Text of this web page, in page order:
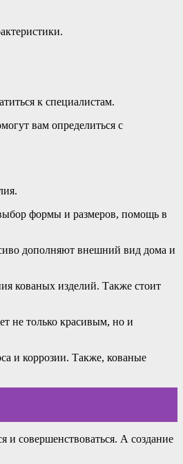
к специалистам.
вам определиться с
выбор формы и размеров, помощь в
дополняют внешний вид дома и
кованых изделий. Также стоит
не только красивым, но и
и коррозии. Также, кованые
и совершенствоваться. А создание